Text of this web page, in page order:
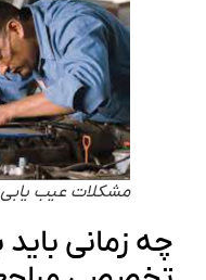
مشکلات عیب یابی
چه زمانی باید